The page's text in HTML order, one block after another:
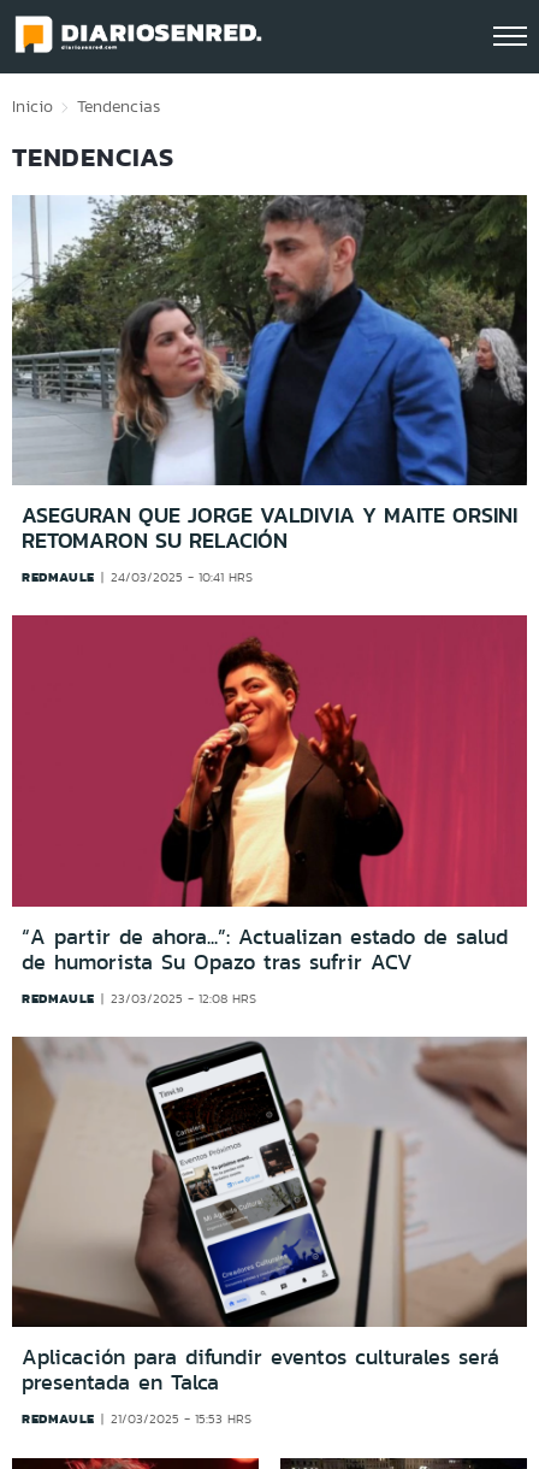
Click acá para ir directamente al contenido
Inicio Tendencias
TENDENCIAS
ASEGURAN QUE JORGE VALDIVIA Y MAITE ORSINI
RETOMARON SU RELACIÓN
REDMAULE 24/03/2025 - 10:41 HRS
“A partir de ahora...”: Actualizan estado de salud
de humorista Su Opazo tras sufrir ACV
REDMAULE 23/03/2025 - 12:08 HRS
Aplicación para difundir eventos culturales será
presentada en Talca
REDMAULE 21/03/2025 - 15:53 HRS